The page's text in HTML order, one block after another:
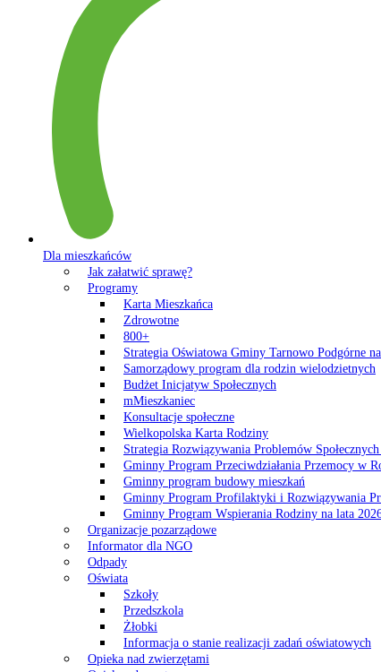
Dla mieszkańców
Jak załatwić sprawę?
Programy
Karta Mieszkańca
Zdrowotne
800+
Strategia Oświatowa Gminy Tarnowo Podgórne
Samorządowy program dla rodzin wielodzietnych
Budżet Inicjatyw Społecznych
mMieszkaniec
Konsultacje społeczne
Wielkopolska Karta Rodziny
Strategia Rozwiązywania Problemów
Gminny Program Przeciwdziałania Przemocy w
Gminny program budowy mieszkań
Gminny Program Profilaktyki i Rozwiązywania
Gminny Program Wspierania Rodziny na lata
Organizacje pozarządowe
Informator dla NGO
Odpady
Oświata
Szkoły
Przedszkola
Żłobki
Informacja o stanie realizacji zadań oświatowych
Opieka nad zwierzętami